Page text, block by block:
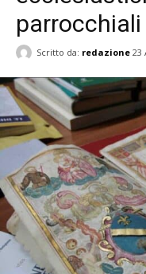
parrocchiali
Scritto da: redazione 23